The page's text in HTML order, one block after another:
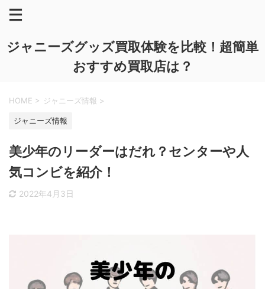
ジャニーズグッズ買取体験を比較！超簡単
おすすめ買取店は？
HOME > ジャニーズ情報 >
ジャニーズ情報
美少年のリーダーはだれ？センターや人
気コンビを紹介！
2022年4月3日